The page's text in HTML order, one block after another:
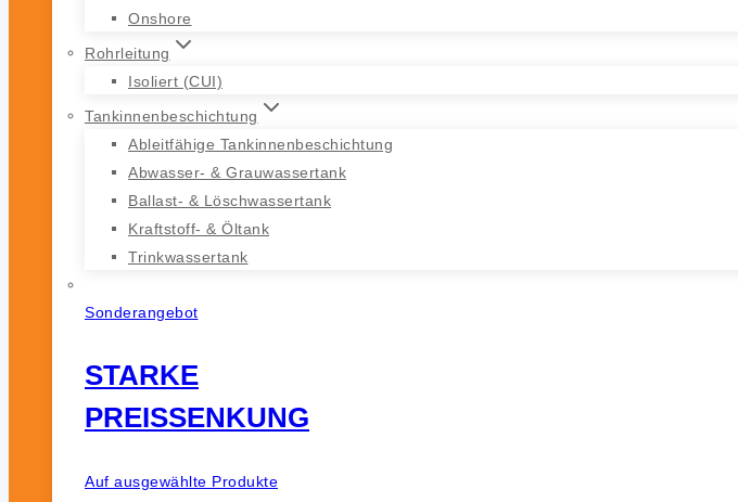
Onshore
Rohrleitung
Isoliert (CUI)
Tankinnenbeschichtung
Ableitfähige Tankinnenbeschichtung
Abwasser- & Grauwassertank
Ballast- & Löschwassertank
Kraftstoff- & Öltank
Trinkwassertank
Sonderangebot
STARKE
PREISSENKUNG
Auf ausgewählte Produkte